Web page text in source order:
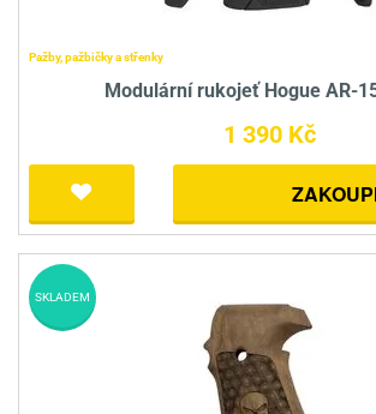
Pažby, pažbičky a střenky
Modulární rukojeť Hogue AR-
1 390 Kč
SKLADEM